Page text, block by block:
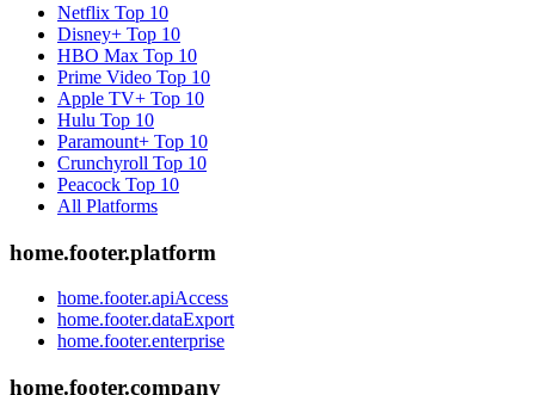
Netflix Top 10
Disney+ Top 10
HBO Max Top 10
Prime Video Top 10
Apple TV+ Top 10
Hulu Top 10
Paramount+ Top 10
Crunchyroll Top 10
Peacock Top 10
All Platforms
home.footer.platform
home.footer.apiAccess
home.footer.dataExport
home.footer.enterprise
home.footer.company